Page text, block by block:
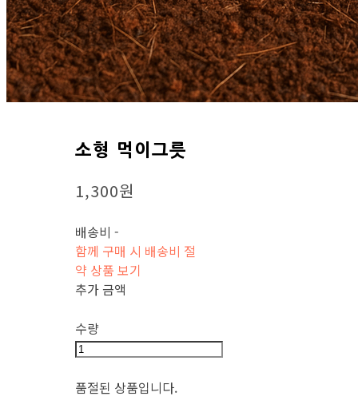
소형 먹이그릇
1,300원
배송비-
함께 구매 시 배송비 절
약 상품 보기
추가 금액
수량
품절된 상품입니다.